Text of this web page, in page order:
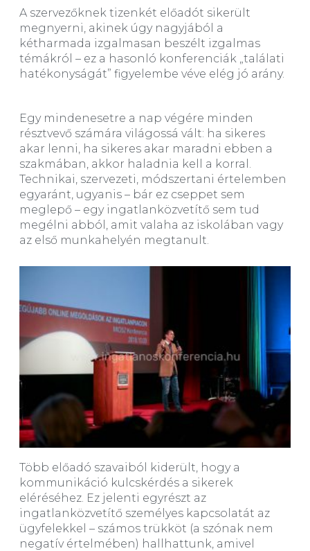
A szervezőknek tizenkét előadót sikerült
megnyerni, akinek úgy nagyjából a
kétharmada izgalmasan beszélt izgalmas
témákról – ez a hasonló konferenciák „találati
hatékonyságát” figyelembe véve elég jó arány.
Egy mindenesetre a nap végére minden
résztvevő számára világossá vált: ha sikeres
akar lenni, ha sikeres akar maradni ebben a
szakmában, akkor haladnia kell a korral.
Technikai, szervezeti, módszertani értelemben
egyaránt, ugyanis – bár ez cseppet sem
meglepő – egy ingatlanközvetítő sem tud
megélni abból, amit valaha az iskolában vagy
az első munkahelyén megtanult.
Több előadó szavaiból kiderült, hogy a
kommunikáció kulcskérdés a sikerek
eléréséhez. Ez jelenti egyrészt az
ingatlanközvetítő személyes kapcsolatát az
ügyfelekkel – számos trükköt (a szónak nem
negatív értelmében) hallhattunk, amivel